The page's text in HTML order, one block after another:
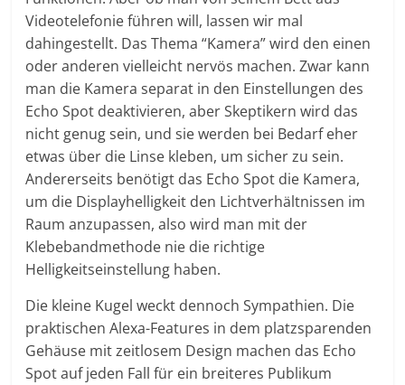
Videotelefonie führen will, lassen wir mal
dahingestellt. Das Thema “Kamera” wird den einen
oder anderen vielleicht nervös machen. Zwar kann
man die Kamera separat in den Einstellungen des
Echo Spot deaktivieren, aber Skeptikern wird das
nicht genug sein, und sie werden bei Bedarf eher
etwas über die Linse kleben, um sicher zu sein.
Andererseits benötigt das Echo Spot die Kamera,
um die Displayhelligkeit den Lichtverhältnissen im
Raum anzupassen, also wird man mit der
Klebebandmethode nie die richtige
Helligkeitseinstellung haben.
Die kleine Kugel weckt dennoch Sympathien. Die
praktischen Alexa-Features in dem platzsparenden
Gehäuse mit zeitlosem Design machen das Echo
Spot auf jeden Fall für ein breiteres Publikum